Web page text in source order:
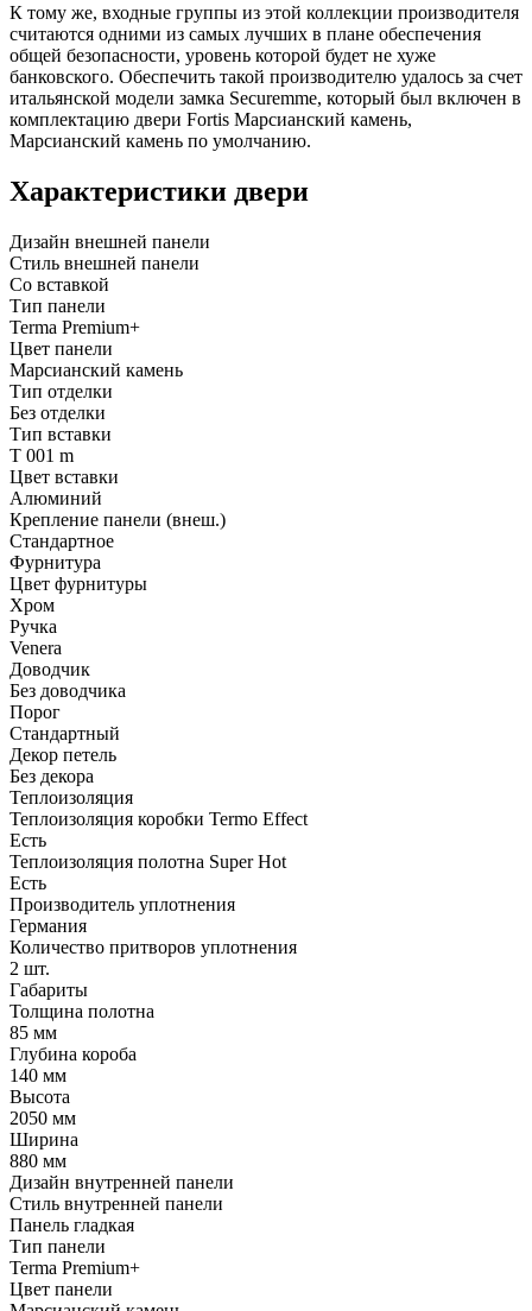
К тому же, входные группы из этой коллекции производителя
считаются одними из самых лучших в плане обеспечения
общей безопасности, уровень которой будет не хуже
банковского. Обеспечить такой производителю удалось за счет
итальянской модели замка Securemme, который был включен в
комплектацию двери Fortis Марсианский камень,
Марсианский камень по умолчанию.
Характеристики двери
Дизайн внешней панели
Стиль внешней панели
Со вставкой
Тип панели
Terma Premium+
Цвет панели
Марсианский камень
Тип отделки
Без отделки
Тип вставки
T 001 m
Цвет вставки
Алюминий
Крепление панели (внеш.)
Стандартное
Фурнитура
Цвет фурнитуры
Хром
Ручка
Venera
Доводчик
Без доводчика
Порог
Стандартный
Декор петель
Без декора
Теплоизоляция
Теплоизоляция коробки Termo Effect
Есть
Теплоизоляция полотна Super Нot
Есть
Производитель уплотнения
Германия
Количество притворов уплотнения
2 шт.
Габариты
Толщина полотна
85 мм
Глубина короба
140 мм
Высота
2050 мм
Ширина
880 мм
Дизайн внутренней панели
Стиль внутренней панели
Панель гладкая
Тип панели
Terma Premium+
Цвет панели